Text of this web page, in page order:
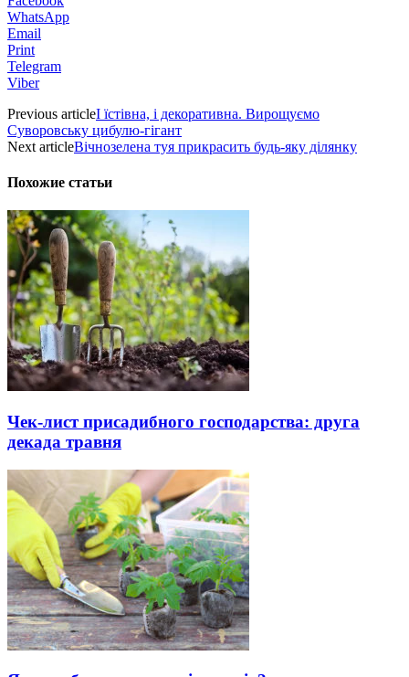
WhatsApp
Email
Print
Telegram
Viber
Previous articleІ їстівна, і декоративна. Вирощуємо
Суворовську цибулю-гігант
Next articleВічнозелена туя прикрасить будь-яку ділянку
Похожие статьи
Чек-лист присадибного господарства: друга
декада травня